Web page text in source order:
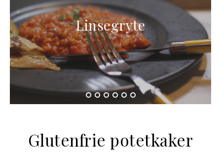
Linsegryte
Glutenfrie potetkaker